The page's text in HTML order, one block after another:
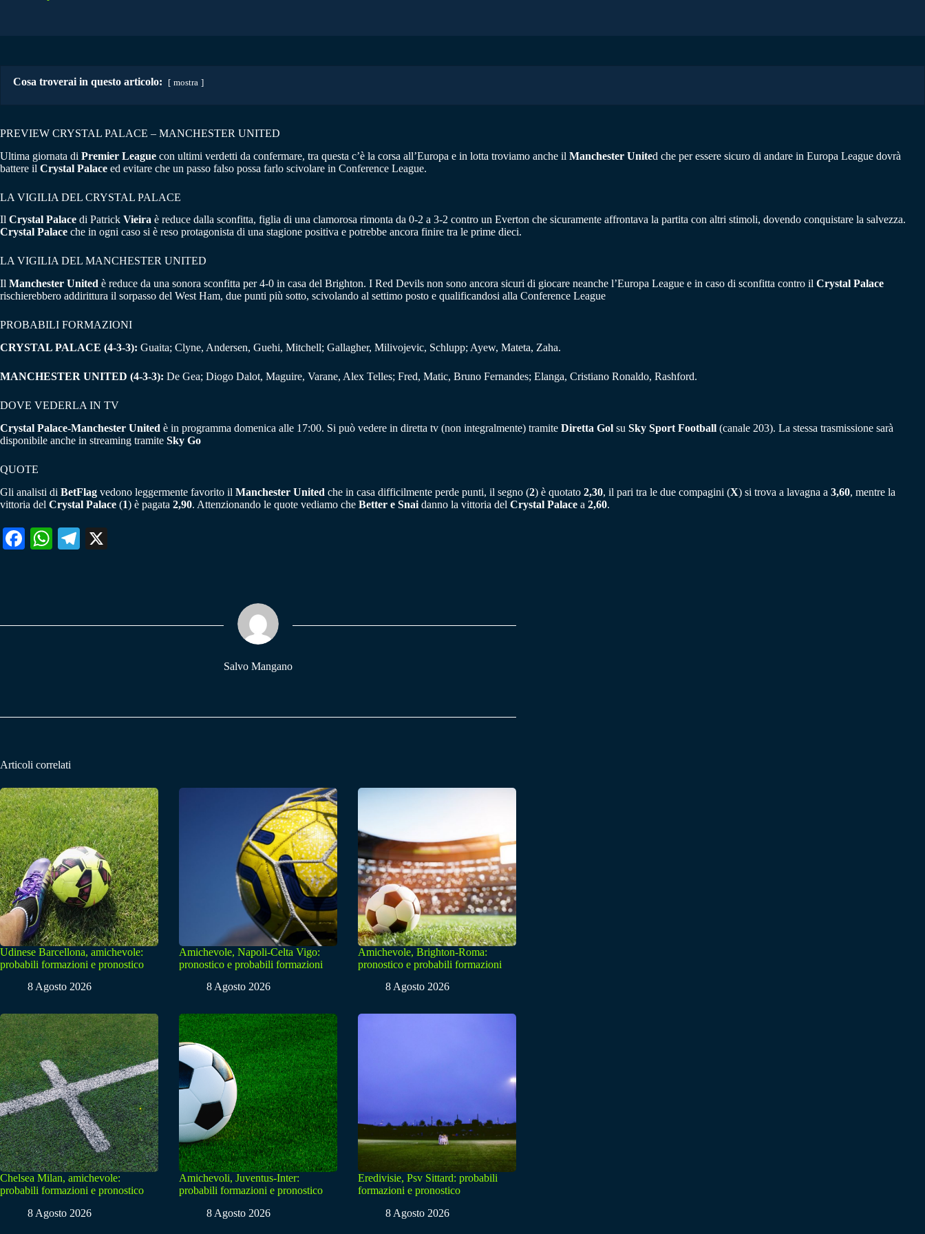
Cosa troverai in questo articolo: mostra
PREVIEW CRYSTAL PALACE – MANCHESTER UNITED
Ultima giornata di Premier League con ultimi verdetti da confermare, tra questa c’è la corsa all’Europa e in lotta troviamo anche il Manchester United che per essere sicuro di andare in Europa League dovrà
battere il Crystal Palace ed evitare che un passo falso possa farlo scivolare in Conference League.
LA VIGILIA DEL CRYSTAL PALACE
Il Crystal Palace di Patrick Vieira è reduce dalla sconfitta, figlia di una clamorosa rimonta da 0-2 a 3-2 contro un Everton che sicuramente affrontava la partita con altri stimoli, dovendo conquistare la salvezza.
Crystal Palace che in ogni caso si è reso protagonista di una stagione positiva e potrebbe ancora finire tra le prime dieci.
LA VIGILIA DEL MANCHESTER UNITED
Il Manchester United è reduce da una sonora sconfitta per 4-0 in casa del Brighton. I Red Devils non sono ancora sicuri di giocare neanche l’Europa League e in caso di sconfitta contro il Crystal Palace
rischierebbero addirittura il sorpasso del West Ham, due punti più sotto, scivolando al settimo posto e qualificandosi alla Conference League
PROBABILI FORMAZIONI
CRYSTAL PALACE (4-3-3): Guaita; Clyne, Andersen, Guehi, Mitchell; Gallagher, Milivojevic, Schlupp; Ayew, Mateta, Zaha.
MANCHESTER UNITED (4-3-3): De Gea; Diogo Dalot, Maguire, Varane, Alex Telles; Fred, Matic, Bruno Fernandes; Elanga, Cristiano Ronaldo, Rashford.
DOVE VEDERLA IN TV
Crystal Palace-Manchester United è in programma domenica alle 17:00. Si può vedere in diretta tv (non integralmente) tramite Diretta Gol su Sky Sport Football (canale 203). La stessa trasmissione sarà
disponibile anche in streaming tramite Sky Go
QUOTE
Gli analisti di BetFlag vedono leggermente favorito il Manchester United che in casa difficilmente perde punti, il segno (2) è quotato 2,30, il pari tra le due compagini (X) si trova a lavagna a 3,60, mentre la
vittoria del Crystal Palace (1) è pagata 2,90. Attenzionando le quote vediamo che Better e Snai danno la vittoria del Crystal Palace a 2,60.
Fa W
pp
Te
m
Salvo Mangano
Articoli correlati
Udinese Barcellona, amichevole:
probabili formazioni e pronostico
8 Agosto 2026
Amichevole, Napoli-Celta Vigo:
pronostico e probabili formazioni
8 Agosto 2026
Amichevole, Brighton-Roma:
pronostico e probabili formazioni
8 Agosto 2026
Chelsea Milan, amichevole:
probabili formazioni e pronostico
8 Agosto 2026
Amichevoli, Juventus-Inter:
probabili formazioni e pronostico
8 Agosto 2026
Eredivisie, Psv Sittard: probabili
formazioni e pronostico
8 Agosto 2026